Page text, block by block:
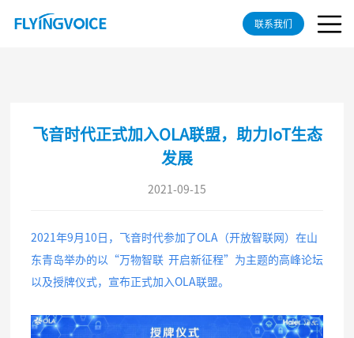
联系我们
飞音时代正式加入OLA联盟，助力IoT生态
发展
2021-09-15
2021年9月10日，飞音时代参加了OLA（开放智联网）在山
东青岛举办的以“万物智联 开启新征程”为主题的高峰论坛
以及授牌仪式，宣布正式加入OLA联盟。